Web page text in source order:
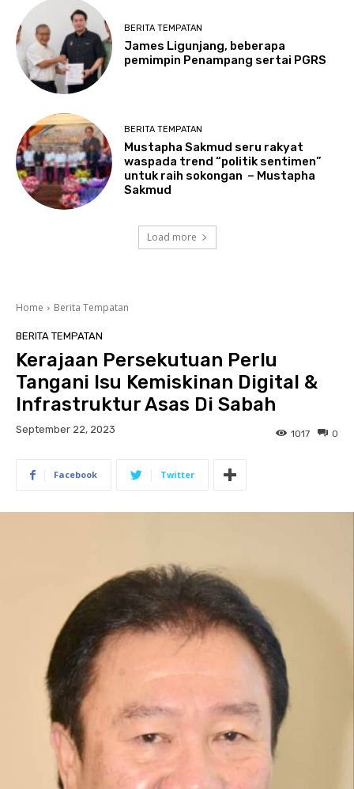
BERITA TEMPATAN
James Ligunjang, beberapa
pemimpin Penampang sertai PGRS
BERITA TEMPATAN
Mustapha Sakmud seru rakyat
waspada trend “politik sentimen”
untuk raih sokongan – Mustapha
Sakmud
Load more